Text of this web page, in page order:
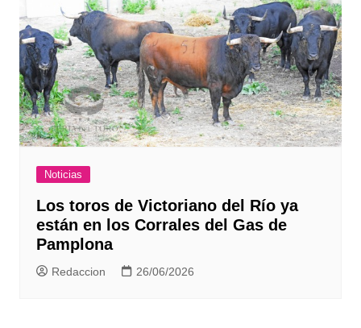
Noticias
Los toros de Victoriano del Río ya
están en los Corrales del Gas de
Pamplona
Redaccion 26/06/2026